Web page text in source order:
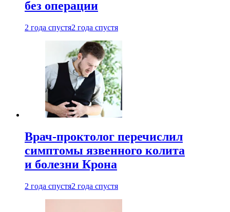
без операции
2 года спустя2 года спустя
Врач-проктолог перечислил
симптомы язвенного колита
и болезни Крона
2 года спустя2 года спустя